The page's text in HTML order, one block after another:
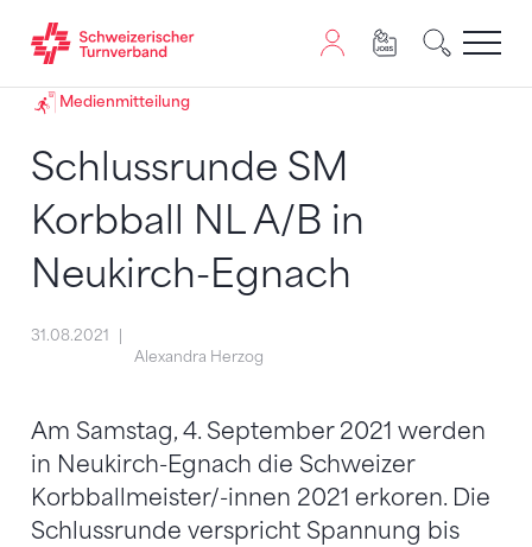
Zum Inhalt springen
Zur Sitemap navigieren
Zum Navigieren dieser Seite wird JavaScript benötigt.
Medienmitteilung
Schlussrunde SM
Korbball NL A/B in
Neukirch-Egnach
31.08.2021
Alexandra Herzog
Am Samstag, 4. September 2021 werden
in Neukirch-Egnach die Schweizer
Korbballmeister/-innen 2021 erkoren. Die
Schlussrunde verspricht Spannung bis